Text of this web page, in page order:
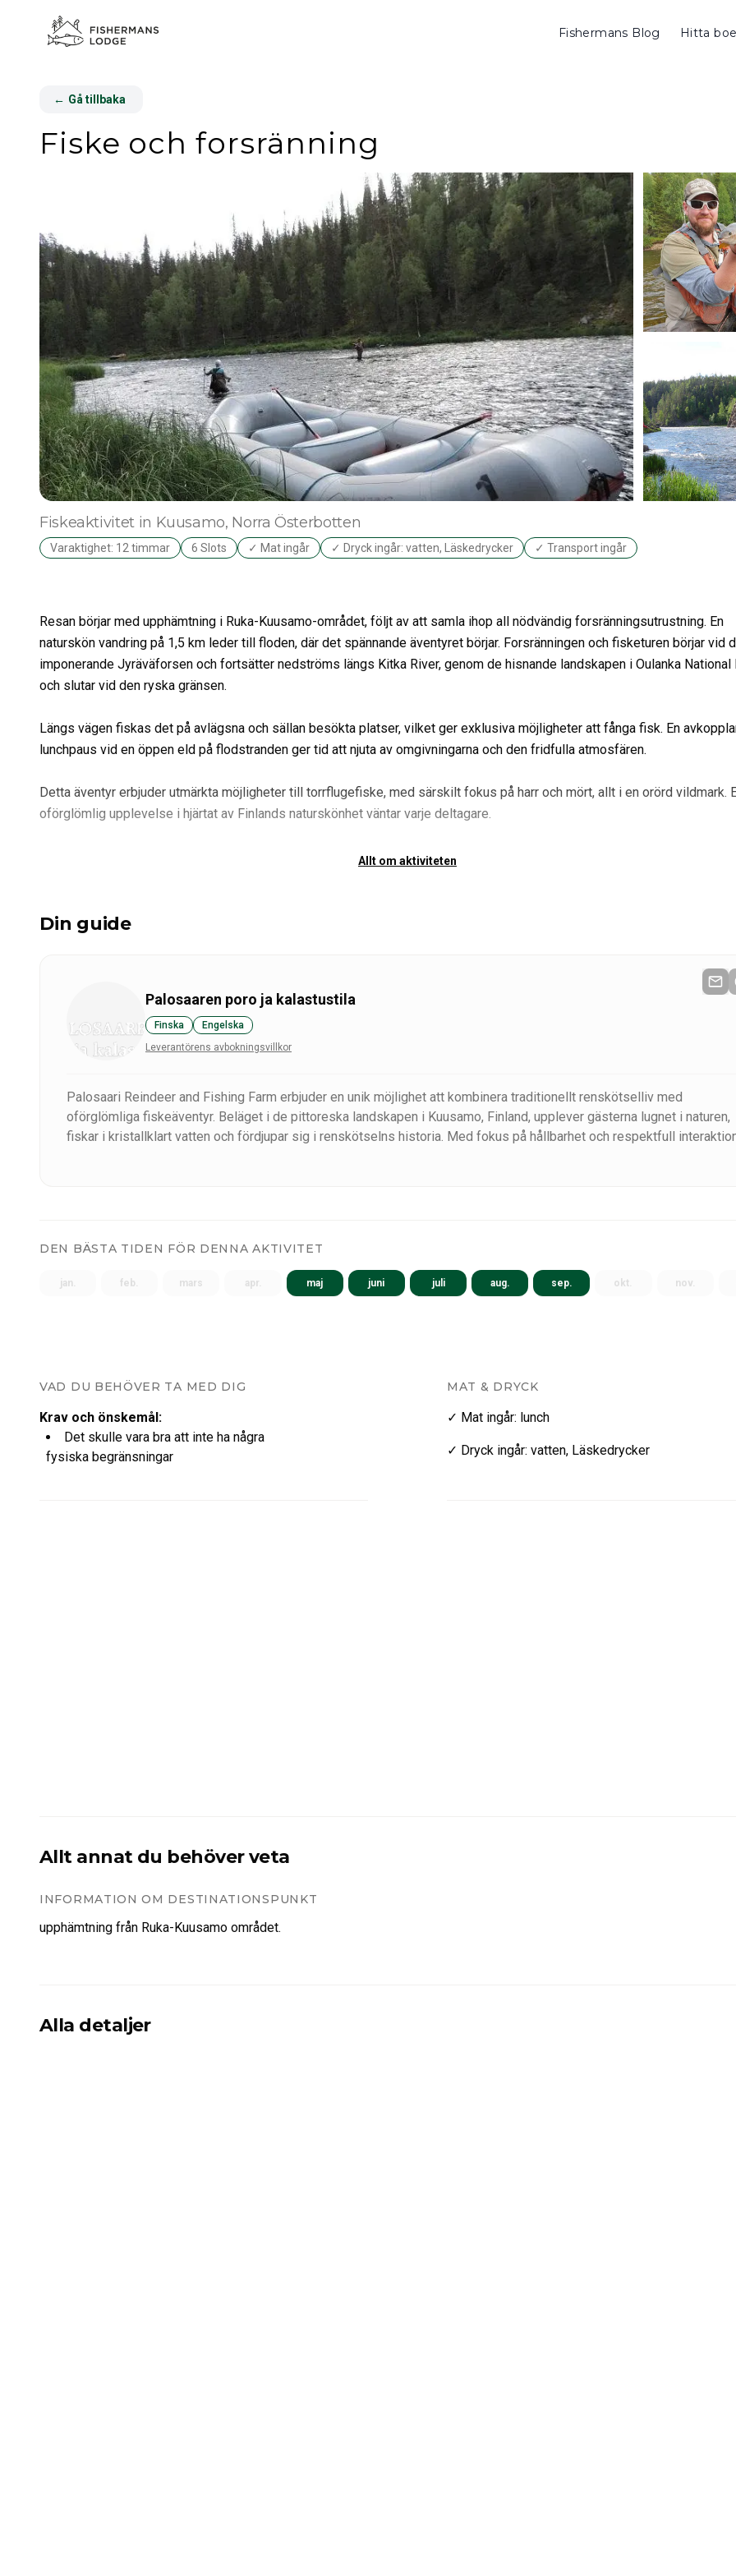
Fishermans Blog Hitta
← Gå tillbaka
Fiske och forsränning
Fiskeaktivitet in Kuusamo, Norra Österbotten
Varaktighet: 12 timmar 6 Slots ✓ Mat ingår ✓ Dryck ingår: vatten, Läskedrycker ✓ Transport ingår
Resan börjar med upphämtning i Ruka-Kuusamo-området, följt av att samla ihop all nödvändig forsränningsutrustning. En
naturskön vandring på 1,5 km leder till floden, där det spännande äventyret börjar. Forsränningen och fisketuren börjar vid
imponerande Jyräväforsen och fortsätter nedströms längs Kitka River, genom de hisnande landskapen i Oulanka National
och slutar vid den ryska gränsen.
Längs vägen fiskas det på avlägsna och sällan besökta platser, vilket ger exklusiva möjligheter att fånga fisk. En
lunchpaus vid en öppen eld på flodstranden ger tid att njuta av omgivningarna och den fridfulla atmosfären.
Detta äventyr erbjuder utmärkta möjligheter till torrflugefiske, med särskilt fokus på harr och mört, allt i en orörd vildmark.
oförglömlig upplevelse i hjärtat av Finlands naturskönhet väntar varje deltagare.
Allt om aktiviteten
Din guide
Palosaaren poro ja kalastustila
Finska
Engelska
Leverantörens avbokningsvillkor
Palosaari Reindeer and Fishing Farm erbjuder en unik möjlighet att kombinera traditionellt renskötselliv med
oförglömliga fiskeäventyr. Beläget i de pittoreska landskapen i Kuusamo, Finland, upplever gästerna lugnet i naturen,
fiskar i kristallklart vatten och fördjupar sig i renskötselns historia. Med fokus på hållbarhet och respektfull
DEN BÄSTA TIDEN FÖR DENNA AKTIVITET
jan. feb. mars apr. maj juni juli aug. sep. okt. nov.
VAD DU BEHÖVER TA MED DIG
Krav och önskemål:
Det skulle vara bra att inte ha några
fysiska begränsningar
MAT & DRYCK
✓ Mat ingår: lunch
✓ Dryck ingår: vatten, Läskedrycker
Allt annat du behöver veta
INFORMATION OM DESTINATIONSPUNKT
upphämtning från Ruka-Kuusamo området.
Alla detaljer